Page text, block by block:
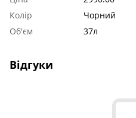
Колір
Чорний
Об'єм
37л
Відгуки